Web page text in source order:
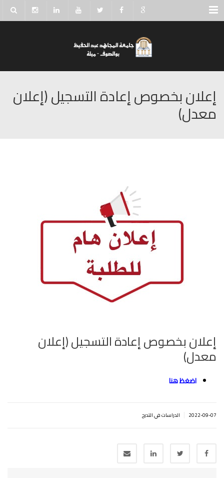
Menu
إعلان بخصوص إعادة التسجيل‎‎ (إعلان
معدل)
إعلان بخصوص إعادة التسجيل‎‎ (إعلان
معدل)
اضغظ هنا
2022-09-07 الدراسات في التدرج